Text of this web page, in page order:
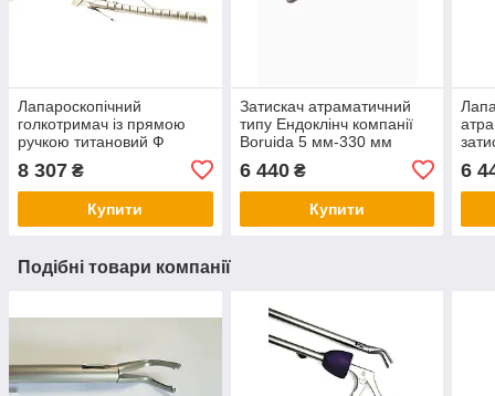
Лапароскопічний
голкотримач із прямою
ручкою титановий Ф
5Х330 мм, на праву руку
8 307 ₴
Купити
Затискач атраматичний
типу Ендоклінч компанії
Boruida 5 мм-330 мм
6 440₴
Купити
6
Подібні товари компанії